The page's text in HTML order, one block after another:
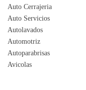
Auto Cerrajeria
Auto Servicios
Autolavados
Automotriz
Autoparabrisas
Avicolas